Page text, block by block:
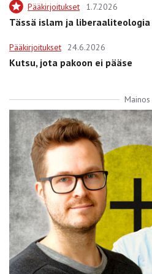
Pääkirjoitukset 1.7.2026
Tässä islam ja
Pääkirjoitukset 24.6.2026
Kutsu, jota pakoon ei pääse
Mainos